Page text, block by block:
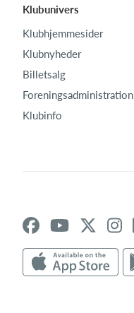
Klubunivers
Klubhjemmesider
Klubnyheder
Billetsalg
Foreningsadministration
Klubinfo